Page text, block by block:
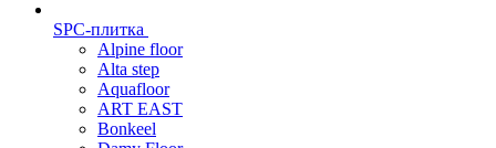
SPC-плитка
Alpine floor
Alta step
Aquafloor
ART EAST
Bonkeel